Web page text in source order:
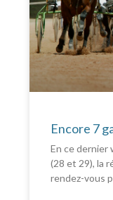
Encore 7
En ce dernier
(28 et 29), la
rendez-vous